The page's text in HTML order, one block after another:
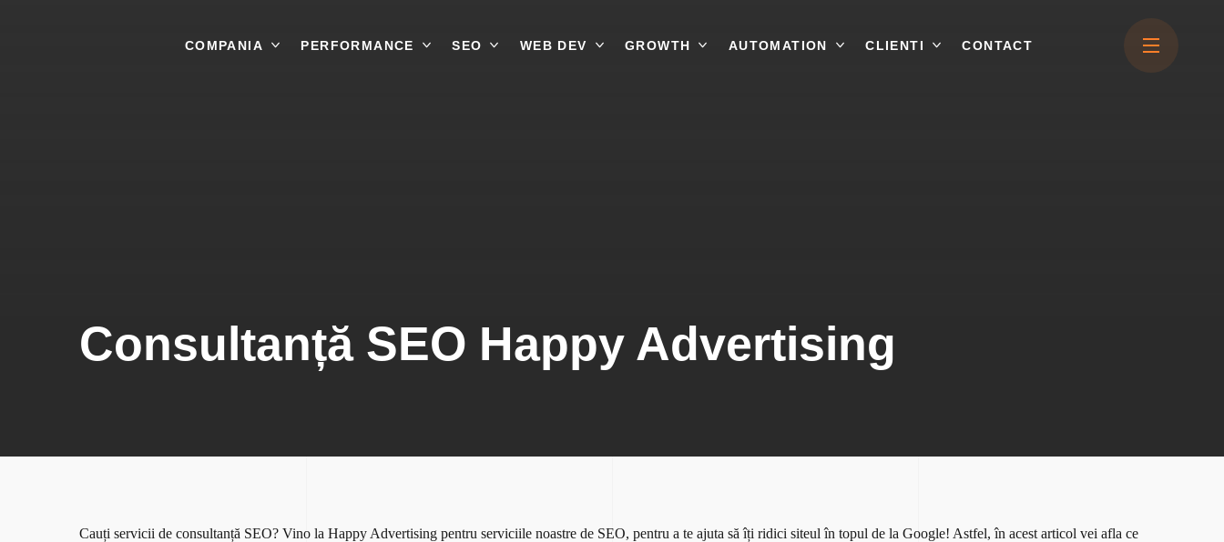
COMPANIA PERFORMANCE SEO WEB DEV GROWTH AUTOMATION CLIENTI CONTACT
CONTACT
Consultanță SEO Happy Advertising
Cauți servicii de consultanță SEO? Vino la Happy Advertising pentru serviciile noastre de SEO, pentru a te ajuta să îți ridici siteul în topul de la Google! Astfel, în acest articol vei afla ce